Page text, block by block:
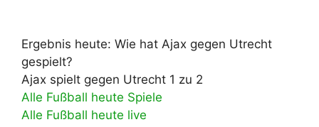
Ergebnis heute: Wie hat Ajax gegen Utrecht
gespielt?
Ajax spielt gegen Utrecht 1 zu 2
Alle Fußball heute Spiele
Alle Fußball heute live